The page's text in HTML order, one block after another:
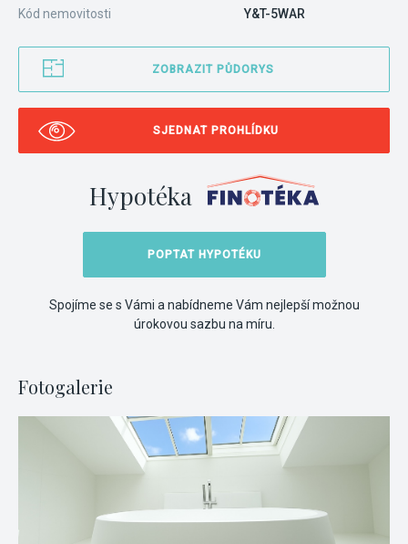
Kód nemovitosti Y&T-5WAR
ZOBRAZIT PŮDORYS
SJEDNAT PROHLÍDKU
Hypotéka
POPTAT HYPOTÉKU
Spojíme se s Vámi a nabídneme Vám nejlepší možnou
úrokovou sazbu na míru.
Fotogalerie